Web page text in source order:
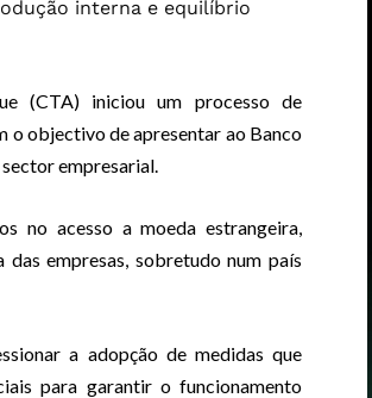
interna e equilíbrio
(CTA) iniciou um processo de
o objectivo de apresentar ao Banco
empresarial.
no acesso a moeda estrangeira,
empresas, sobretudo num país
a adopção de medidas que
para garantir o funcionamento